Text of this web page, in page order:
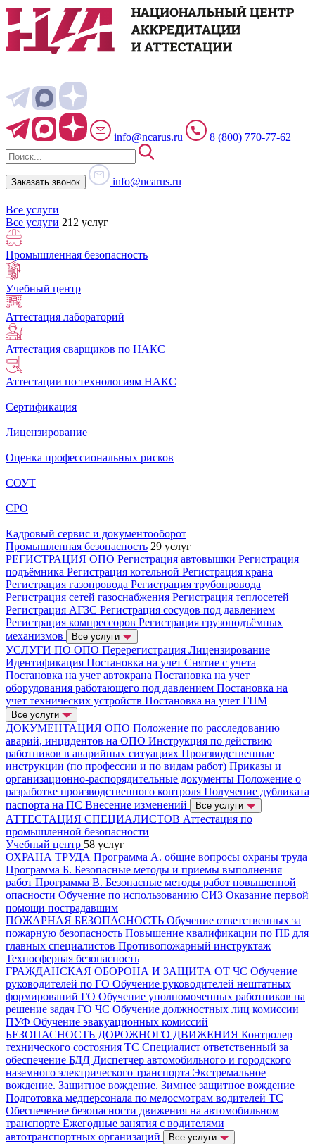
info@ncarus.ru 8 (800) 770-77-62
Заказать звонок info@ncarus.ru
Все услуги
Все услуги 212 услуг
Промышленная безопасность
Учебный центр
Аттестация лабораторий
Аттестация сварщиков по НАКС
Аттестации по технологиям НАКС
Сертификация
Лицензирование
Оценка профессиональных рисков
СОУТ
СРО
Кадровый сервис и документооборот
Промышленная безопасность 29 услуг
РЕГИСТРАЦИЯ ОПО Регистрация автовышки Регистрация
подъёмника Регистрация котельной Регистрация крана
Регистрация газопровода Регистрация трубопровода
Регистрация сетей газоснабжения Регистрация теплосетей
Регистрация АГЗС Регистрация сосудов под давлением
Регистрация компрессоров Регистрация грузоподъёмных
механизмов
Все услуги
УСЛУГИ ПО ОПО Перерегистрация Лицензирование
Идентификация Постановка на учет Снятие с учета
Постановка на учет автокрана Постановка на учет
оборудования работающего под давлением Постановка на
учет технических устройств Постановка на учет ГПМ
Все услуги
ДОКУМЕНТАЦИЯ ОПО Положение по расследованию
аварий, инцидентов на ОПО Инструкция по действию
работников в аварийных ситуациях Производственные
инструкции (по профессии и по видам работ) Приказы и
организационно-распорядительные документы Положение о
разработке производственного контроля Получение дубликата
паспорта на ПС Внесение изменений Все услуги
АТТЕСТАЦИЯ СПЕЦИАЛИСТОВ Аттестация по
промышленной безопасности
Учебный центр 58 услуг
ОХРАНА ТРУДА Программа А. общие вопросы охраны труда
Программа Б. Безопасные методы и приемы выполнения
работ Программа В. Безопасные методы работ повышенной
опасности Обучение по использованию СИЗ Оказание первой
помощи пострадавшим
ПОЖАРНАЯ БЕЗОПАСНОСТЬ Обучение ответственных за
пожарную безопасность Повышение квалификации по ПБ для
главных специалистов Противопожарный инструктаж
Техносферная безопасность
ГРАЖДАНСКАЯ ОБОРОНА И ЗАЩИТА ОТ ЧС Обучение
руководителей по ГО Обучение руководителей нештатных
формирований ГО Обучение уполномоченных работников на
решение задач ГО ЧС Обучение должностных лиц комиссии
ПУФ Обучение эвакуационных комиссий
БЕЗОПАСНОСТЬ ДОРОЖНОГО ДВИЖЕНИЯ Контролер
технического состояния ТС Специалист ответственный за
обеспечение БДД Диспетчер автомобильного и городского
наземного электрического транспорта Экстремальное
вождение. Защитное вождение. Зимнее защитное вождение
Подготовка медперсонала по медосмотрам водителей ТС
Обеспечение безопасности движения на автомобильном
транспорте Ежегодные занятия с водителями
автотранспортных организаций
Все услуги